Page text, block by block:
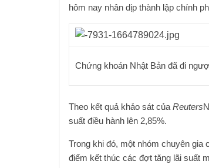
hôm nay nhân dịp thành lập chính
Chứng khoán Nhật Bản đã đi
Theo kết quả khảo sát của Reuters
suất điều hành lên 2,85%.
Trong khi đó, một nhóm chuyên gia
điểm kết thúc các đợt tăng lãi suất